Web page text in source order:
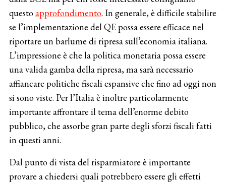
questoapprofondimento. In generale, è difficile stabilire
se l’implementazione del QE possa essere efficace nel
riportare un barlume di ripresa sull’economia italiana.
L’impressione è che la politica monetaria possa essere
una valida gamba della ripresa, ma sarà necessario
affiancare politiche fiscali espansive che fino ad oggi non
si sono viste. Per l’Italia è inoltre particolarmente
importante affrontare il tema dell’enorme debito
pubblico, che assorbe gran parte degli sforzi fiscali fatti
in questi anni.
Dal punto di vista del risparmiatore è importante
provare a chiedersi quali potrebbero essere gli effetti